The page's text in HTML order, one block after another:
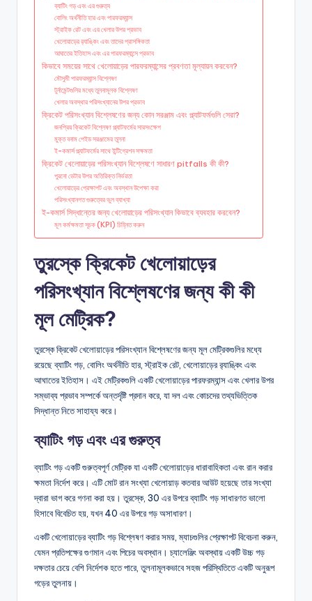
ব্যাটিং গড় এবং এর গুরুত্ব
বোলিং অর্থনীতি হার এবং পারফরম্যান্স
স্ট্রাইক রেট এবং এর খেলার উপর প্রভাব
খেলোয়াড়ের র‌্যাঙ্কিং এবং তাদের প্রাসঙ্গিকতা
আঘাতের ইতিহাস এবং এর পারফরম্যান্সে প্রভাব
কিভাবে সময়ের সাথে খেলোয়াড়ের পারফরম্যান্সের প্রবণতা মূল্যায়ন করবেন?
মৌসুমী পারফরম্যান্স বিশ্লেষণ
টুর্নামেন্টগুলির মধ্যে তুলনামূলক বিশ্লেষণ
খেলার অবস্থার পরিসংখ্যানের উপর প্রভাব
ক্রিকেট পরিসংখ্যান বিশ্লেষণের জন্য কোন সরঞ্জাম এবং প্ল্যাটফর্মগুলি সেরা?
জনপ্রিয় ক্রিকেট বিশ্লেষণ প্ল্যাটফর্মের সারসংক্ষেপ
মুক্ত বনাম পেইড সরঞ্জামের তুলনা
ই-কমার্স প্ল্যাটফর্মের সাথে ইন্টিগ্রেশন সক্ষমতা
ক্রিকেট খেলোয়াড়ের পরিসংখ্যান বিশ্লেষণে সাধারণ pitfalls কী কী?
পুরনো ডেটার উপর অতিরিক্ত নির্ভরতা
খেলোয়াড়ের প্রেক্ষাপট এবং অবস্থান উপেক্ষা করা
পরিসংখ্যানগত গুরুত্বের ভুল ব্যাখ্যা
ই-কমার্স সিদ্ধান্তের জন্য খেলোয়াড়ের পরিসংখ্যান কিভাবে ব্যবহার করবেন?
মূল কর্মক্ষমতা সূচক (KPI) চিহ্নিত করুন
তুরস্কে ক্রিকেট খেলোয়াড়ের
পরিসংখ্যান বিশ্লেষণের জন্য কী কী
মূল মেট্রিক?
তুরস্কে ক্রিকেট খেলোয়াড়ের পরিসংখ্যান বিশ্লেষণের জন্য মূল মেট্রিকগুলির মধ্যে
রয়েছে ব্যাটিং গড়, বোলিং অর্থনীতি হার, স্ট্রাইক রেট, খেলোয়াড়ের র‌্যাঙ্কিং এবং
আঘাতের ইতিহাস। এই মেট্রিকগুলি একটি খেলোয়াড়ের পারফরম্যান্স এবং খেলার উপর
সম্ভাব্য প্রভাব সম্পর্কে অন্তর্দৃষ্টি প্রদান করে, যা দল এবং কোচদের তথ্যভিত্তিক
সিদ্ধান্ত নিতে সাহায্য করে।
ব্যাটিং গড় এবং এর গুরুত্ব
ব্যাটিং গড় একটি গুরুত্বপূর্ণ মেট্রিক যা একটি খেলোয়াড়ের ধারাবাহিকতা এবং রান করার
ক্ষমতা নির্দেশ করে। এটি মোট রান সংখ্যা খেলোয়াড় কতবার আউট হয়েছে তার সংখ্যা
দ্বারা ভাগ করে গণনা করা হয়। তুরস্কে, 30 এর উপরে ব্যাটিং গড় সাধারণত ভালো
হিসাবে বিবেচিত হয়, যখন 40 এর উপরে গড় অসাধারণ।
একটি খেলোয়াড়ের ব্যাটিং গড় বিশ্লেষণ করার সময়, ম্যাচগুলির প্রেক্ষাপট বিবেচনা করুন,
যেমন প্রতিপক্ষের গুণমান এবং পিচের অবস্থান। চ্যালেঞ্জিং অবস্থায় একটি উচ্চ গড়
দক্ষতার চেয়ে বেশি নির্দেশক হতে পারে, তুলনামূলকভাবে সহজ পরিস্থিতিতে একটি অনুরূপ
গড়ের তুলনায়।